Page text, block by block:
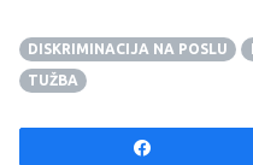
DISKRIMINACIJA NA POSLU
TUŽBA